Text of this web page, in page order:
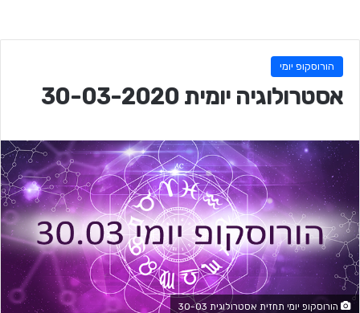
הורוסקופ יומי
אסטרולוגיה יומית 30-03-2020
הורוסקופ יומי תחזית אסטרולוגית 30-03